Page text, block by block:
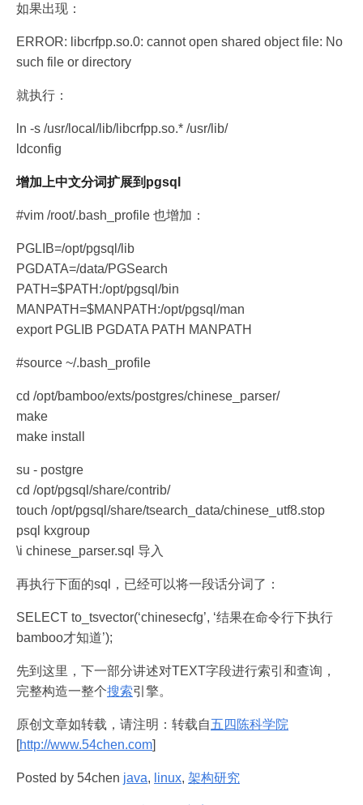
如果出现：
ERROR: libcrfpp.so.0: cannot open shared object file: No
such file or directory
就执行：
ln -s /usr/local/lib/libcrfpp.so.* /usr/lib/
ldconfig
增加上中文分词扩展到pgsql
#vim /root/.bash_profile 也增加：
PGLIB=/opt/pgsql/lib
PGDATA=/data/PGSearch
PATH=$PATH:/opt/pgsql/bin
MANPATH=$MANPATH:/opt/pgsql/man
export PGLIB PGDATA PATH MANPATH
#source ~/.bash_profile
cd /opt/bamboo/exts/postgres/chinese_parser/
make
make install
su - postgre
cd /opt/pgsql/share/contrib/
touch /opt/pgsql/share/tsearch_data/chinese_utf8.stop
psql kxgroup
\i chinese_parser.sql 导入
再执行下面的sql，已经可以将一段话分词了：
SELECT to_tsvector(‘chinesecfg’, ‘结果在命令行下执行
bamboo才知道’);
先到这里，下一部分讲述对TEXT字段进行索引和查询，
完整构造一整个搜索引擎。
原创文章如转载，请注明：转载自五四陈科学院
[http://www.54chen.com]
Posted by 54chen java, linux, 架构研究